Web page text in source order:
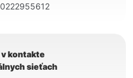
kontakte
sieťach